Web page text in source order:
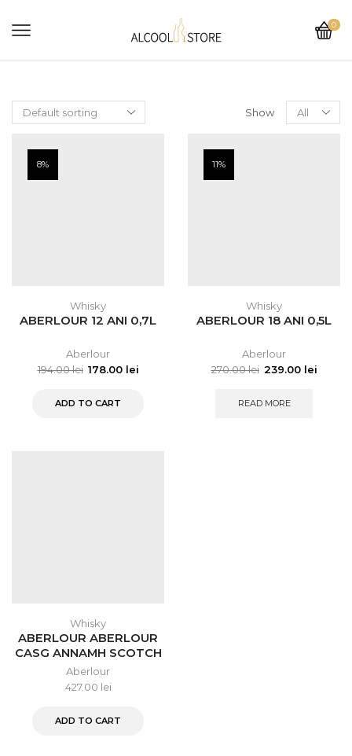
0
Show
8%
Whisky
ABERLOUR 12 ANI 0,7L
Aberlour
194.00lei 178.00 lei
ADD TO CART
11%
Whisky
ABERLOUR 18 ANI 0,5L
Aberlour
270.00lei 239.00 lei
READ MORE
Whisky
ABERLOUR ABERLOUR
CASG ANNAMH SCOTCH
WHISKY 1L
Aberlour
427.00 lei
ADD TO CART